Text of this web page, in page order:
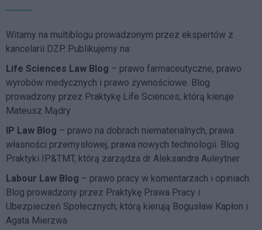
Witamy na multiblogu prowadzonym przez ekspertów z
kancelarii DZP. Publikujemy na:
Life Sciences Law Blog – prawo farmaceutyczne, prawo
wyrobów medycznych i prawo żywnościowe. Blog
prowadzony przez Praktykę Life Sciences, którą kieruje
Mateusz Mądry
IP Law Blog – prawo na dobrach niematerialnych, prawa
własności przemysłowej, prawa nowych technologii. Blog
Praktyki IP&TMT, którą zarządza dr Aleksandra Auleytner
Labour Law Blog – prawo pracy w komentarzach i opiniach.
Blog prowadzony przez Praktykę Prawa Pracy i
Ubezpieczeń Społecznych, którą kierują Bogusław Kapłon i
Agata Mierzwa